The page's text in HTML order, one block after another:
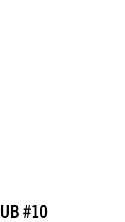
#10